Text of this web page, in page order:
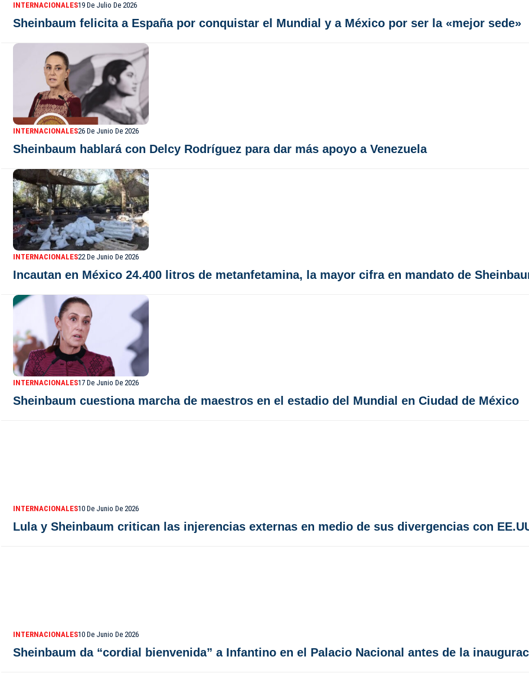
INTERNACIONALES19 De Julio De 2026
Sheinbaum felicita a España por conquistar el Mundial y a México por ser la «mejor sede»
INTERNACIONALES26 De Junio De 2026
Sheinbaum hablará con Delcy Rodríguez para dar más apoyo a Venezuela
INTERNACIONALES22 De Junio De 2026
Incautan en México 24.400 litros de metanfetamina, la mayor cifra en mandato de
INTERNACIONALES17 De Junio De 2026
Sheinbaum cuestiona marcha de maestros en el estadio del Mundial en Ciudad de México
INTERNACIONALES10 De Junio De 2026
Lula y Sheinbaum critican las injerencias externas en medio de sus divergencias con
INTERNACIONALES10 De Junio De 2026
Sheinbaum da “cordial bienvenida” a Infantino en el Palacio Nacional antes de la